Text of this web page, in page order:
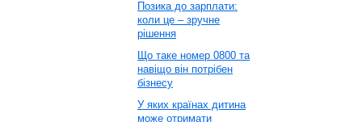
Позика до зарплати:
коли це – зручне
рішення
Що таке номер 0800 та
навіщо він потрібен
бізнесу
У яких країнах дитина
може отримати